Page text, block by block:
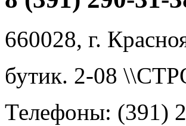
660028, г.
бутик. 2-08
Телефоны: (391)